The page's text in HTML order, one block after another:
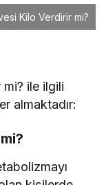
Kilo Verdirir mi?
ile ilgili
almaktadır: